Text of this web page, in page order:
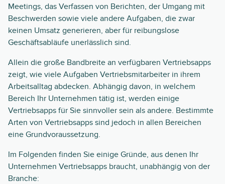
Meetings, das Verfassen von Berichten, der Umgang mit
Beschwerden sowie viele andere Aufgaben, die zwar
keinen Umsatz generieren, aber für reibungslose
Geschäftsabläufe unerlässlich sind.
Allein die große Bandbreite an verfügbaren Vertriebsapps
zeigt, wie viele Aufgaben Vertriebsmitarbeiter in ihrem
Arbeitsalltag abdecken. Abhängig davon, in welchem
Bereich Ihr Unternehmen tätig ist, werden einige
Vertriebsapps für Sie sinnvoller sein als andere. Bestimmte
Arten von Vertriebsapps sind jedoch in allen Bereichen
eine Grundvoraussetzung.
Im Folgenden finden Sie einige Gründe, aus denen Ihr
Unternehmen Vertriebsapps braucht, unabhängig von der
Branche: